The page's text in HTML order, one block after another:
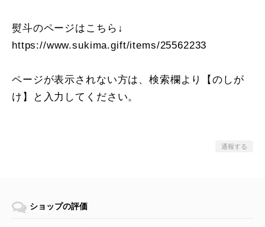
熨斗のページはこちら↓
https://www.sukima.gift/items/25562233
ページが表示されない方は、検索欄より【のしが
け】と入力してください。
通報する
ショップの評価